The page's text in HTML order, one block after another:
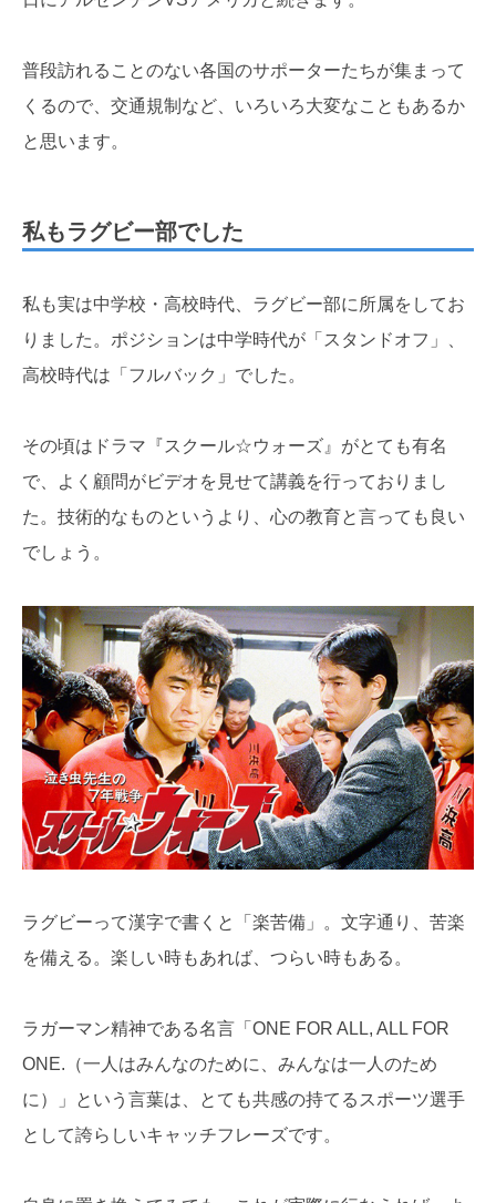
普段訪れることのない各国のサポーターたちが集まって
くるので、交通規制など、いろいろ大変なこともあるか
と思います。
私もラグビー部でした
私も実は中学校・高校時代、ラグビー部に所属をしてお
りました。ポジションは中学時代が「スタンドオフ」、
高校時代は「フルバック」でした。
その頃はドラマ『スクール☆ウォーズ』がとても有名
で、よく顧問がビデオを見せて講義を行っておりまし
た。技術的なものというより、心の教育と言っても良い
でしょう。
ラグビーって漢字で書くと「楽苦備」。文字通り、苦楽
を備える。楽しい時もあれば、つらい時もある。
ラガーマン精神である名言「ONE FOR ALL, ALL FOR
ONE.（一人はみんなのために、みんなは一人のため
に）」という言葉は、とても共感の持てるスポーツ選手
として誇らしいキャッチフレーズです。